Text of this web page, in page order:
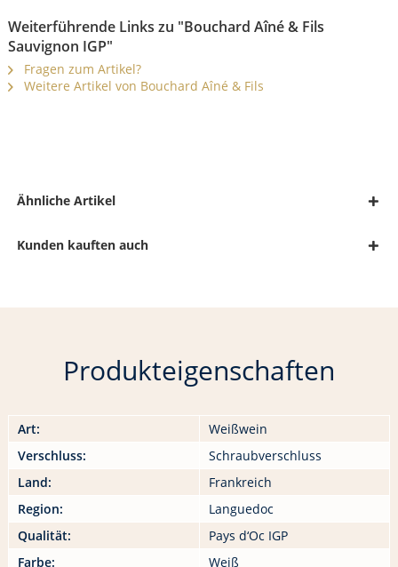
Weiterführende Links zu "Bouchard Aîné & Fils
Sauvignon IGP"
Fragen zum Artikel?
Weitere Artikel von Bouchard Aîné & Fils
Ähnliche Artikel
Kunden kauften auch
Produkteigenschaften
Art:
Weißwein
Verschluss:
Schraubverschluss
Land:
Frankreich
Region:
Languedoc
Qualität:
Pays d‘Oc IGP
Farbe:
Weiß